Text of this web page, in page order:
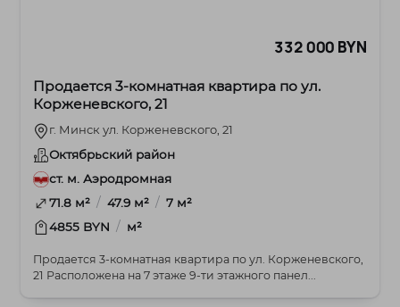
332 000 BYN
Продается 3-комнатная квартира по ул.
Корженевского, 21
г. Минск ул. Корженевского, 21
Октябрьский район
ст. м. Аэродромная
71.8 м² / 47.9 м² / 7 м²
4855 BYN / м²
Продается 3-комнатная квартира по ул. Корженевского,
21 Расположена на 7 этаже 9-ти этажного панел...